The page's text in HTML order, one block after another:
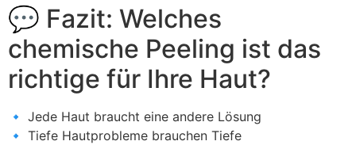
💬 Fazit: Welches
chemische Peeling ist das
richtige für Ihre Haut?
🔹 Jede Haut braucht eine andere Lösung
🔹 Tiefe Hautprobleme brauchen Tiefe